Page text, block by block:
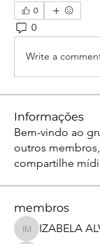
0
0
Write a
Informações
Bem-vindo ao
outros
compartilhe
membros
IZABELA ALVES